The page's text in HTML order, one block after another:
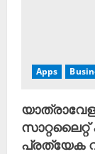
Apps
പ്രത്യേക